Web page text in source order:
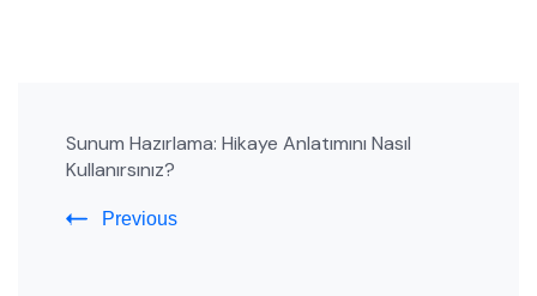
Navigation
Sunum Hazırlama: Hikaye Anlatımını Nasıl
Kullanırsınız?
Previous